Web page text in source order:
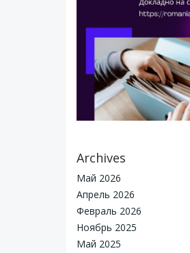
Archives
Май 2026
Апрель 2026
Февраль 2026
Ноябрь 2025
Май 2025
for free using WordPress and